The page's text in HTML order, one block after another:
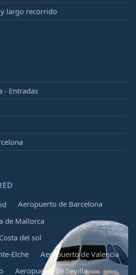
largo recorrido
- Entradas
Aeropuerto de Barcelona
de Mallorca
del sol
Elche
Aeropuerto de Valencia
Aeropuerto de Sevilla